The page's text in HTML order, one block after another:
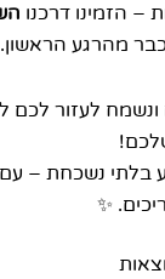
– הזמינו דרכנו
מהרגע הראשון.
ונשמח לעזור
בלתי נשכחת –
✨